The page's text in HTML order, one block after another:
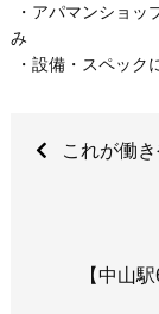
・アパマンショッ
み
・設備・スペック
これが働
【中山